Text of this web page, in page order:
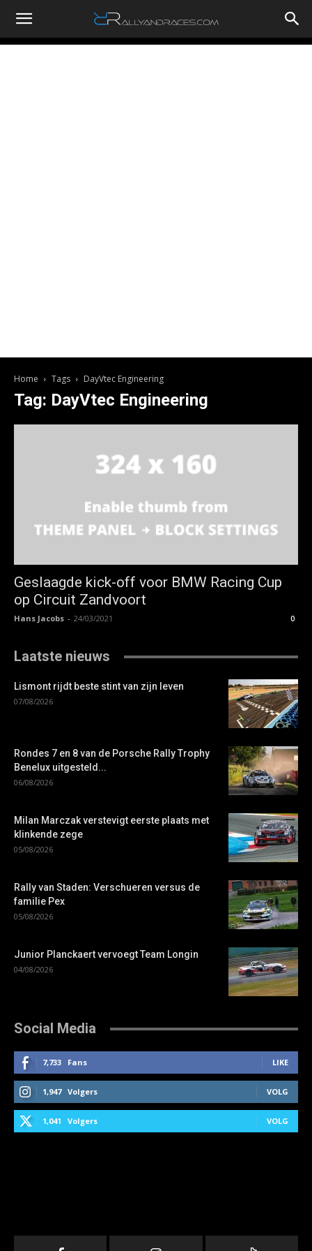
RallyandRaces.com
Home Tags DayVtec Engineering
Tag: DayVtec Engineering
Geslaagde kick-off voor BMW Racing Cup
op Circuit Zandvoort
Hans Jacobs - 24/03/2021 0
Laatste nieuws
Lismont rijdt beste stint van zijn leven
07/08/2026
Rondes 7 en 8 van de Porsche Rally Trophy
Benelux uitgesteld...
06/08/2026
Milan Marczak verstevigt eerste plaats met
klinkende zege
05/08/2026
Rally van Staden: Verschueren versus de
familie Pex
05/08/2026
Junior Planckaert vervoegt Team Longin
04/08/2026
Social Media
7,733 Fans LIKE
1,947 Volgers VOLG
1,041 Volgers VOLG